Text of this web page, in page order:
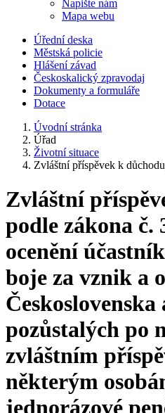
Napište nám
Mapa webu
Úřední deska
Městská policie
Hlášení závad
Českoskalický zpravodaj
Dokumenty a formuláře
Dotace
Úvodní stránka
Úřad
Životní situace
Zvláštní příspěvek k
Zvláštní
podle zákona č.
ocenění
boje za vznik a
pozůstalých po
zvláštním
některým
jednorázové